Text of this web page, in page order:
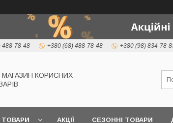
488-78-48 +380 (68) 488-78-48 +380 (98) 834-78-
МАГАЗИН КОРИСНИХ
ТОВАРИ АКЦІЇ СЕЗОННІ ТОВАРИ